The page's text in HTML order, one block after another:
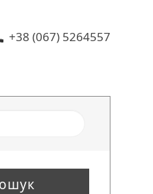
+38 (067) 5264557